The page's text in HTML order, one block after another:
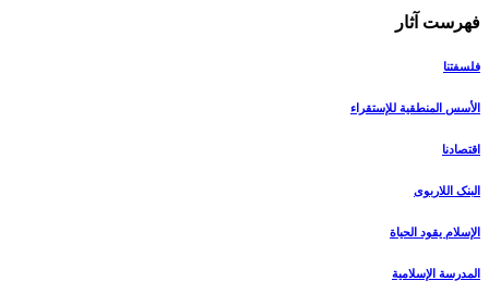
فهرست آثار
فلسفتنا
الأسس المنطقیة للإستقراء
اقتصادنا
البنک اللاربوی
الإسلام یقود الحیاة
المدرسة الإسلامیة